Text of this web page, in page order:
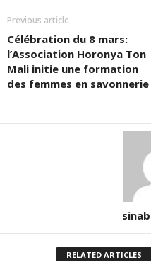
Previous article
Célébration du 8 mars:
l’Association Horonya Ton
Mali initie une formation
des femmes en savonnerie
RELATED ARTICLES